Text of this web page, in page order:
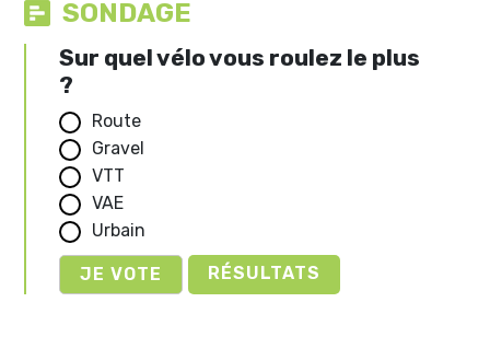
SONDAGE
Sur quel vélo vous roulez le plus
?
Route
Gravel
VTT
VAE
Urbain
RÉSULTATS